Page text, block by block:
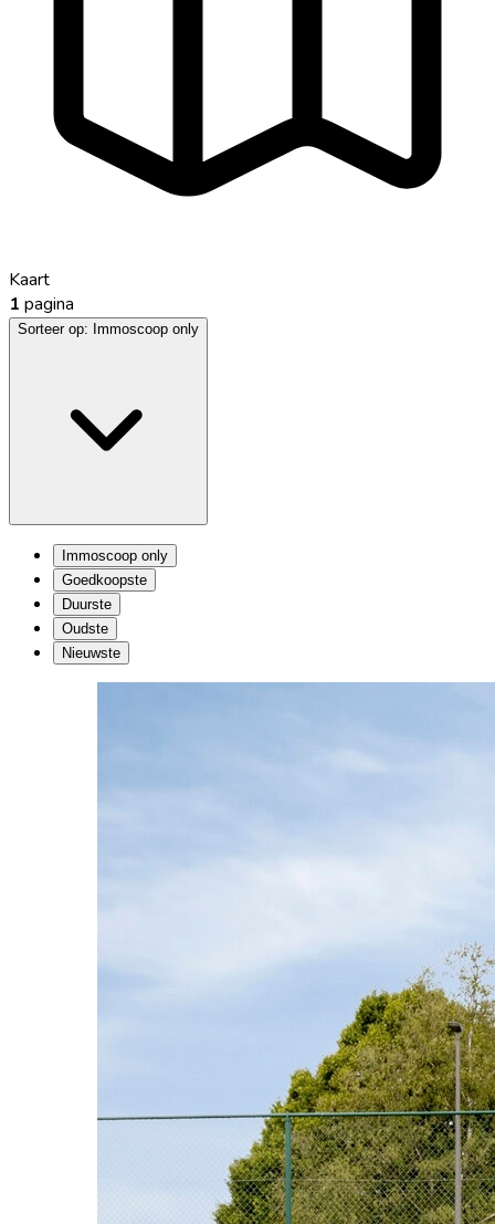
Kaart
1 pagina
Sorteer op: Immoscoop only
Immoscoop only
Goedkoopste
Duurste
Oudste
Nieuwste